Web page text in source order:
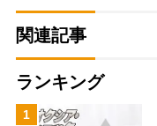
関連記事
ランキング
1